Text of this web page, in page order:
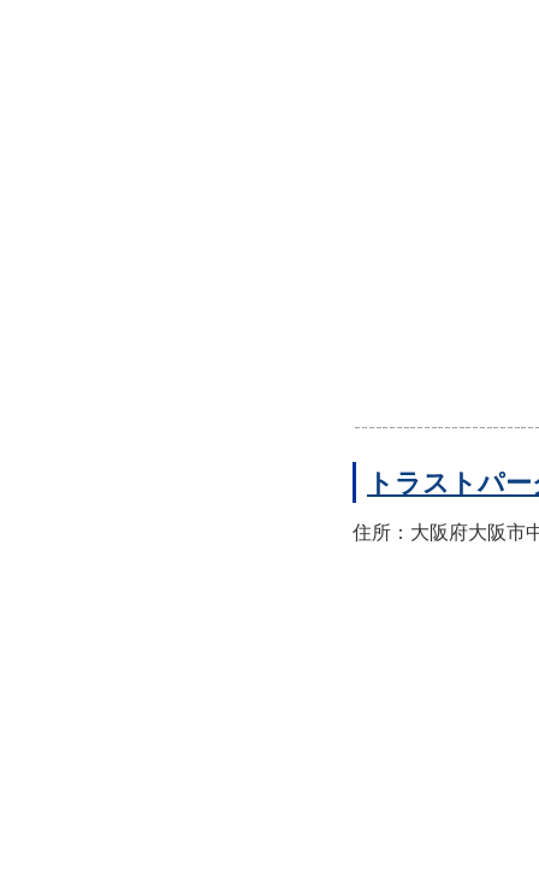
トラストパ
住所：大阪府大阪市